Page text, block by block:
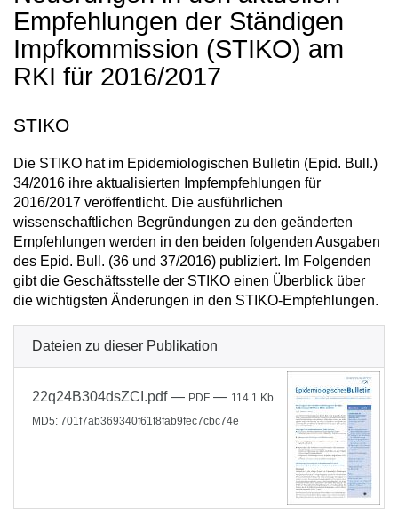
Empfehlungen der Ständigen
Impfkommission (STIKO) am
RKI für 2016/2017
STIKO
Die STIKO hat im Epidemiologischen Bulletin (Epid. Bull.)
34/2016 ihre aktualisierten Impfempfehlungen für
2016/2017 veröffentlicht. Die ausführlichen
wissenschaftlichen Begründungen zu den geänderten
Empfehlungen werden in den beiden folgenden Ausgaben
des Epid. Bull. (36 und 37/2016) publiziert. Im Folgenden
gibt die Geschäftsstelle der STIKO einen Überblick über
die wichtigsten Änderungen in den STIKO-Empfehlungen.
Dateien zu dieser Publikation
22q24B304dsZCI.pdf— PDF — 114.1 Kb
MD5: 701f7ab369340f61f8fab9fec7cbc74e